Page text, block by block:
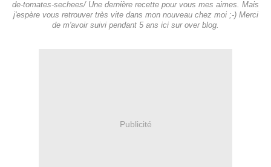
de-tomates-sechees/ Une dernière recette pour vous mes aimes. Mais
j'espère vous retrouver très vite dans mon nouveau chez moi ;-) Merci
de m'avoir suivi pendant 5 ans ici sur over blog.
Publicité